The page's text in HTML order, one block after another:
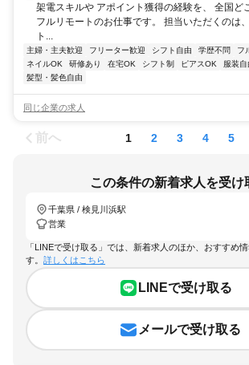
架電スキルや アポイント獲得の経験を、 全国ど
フルリモートのお仕事です。 担当いただくのは
ト...
主婦・主夫歓迎 フリーター歓迎 シフト自由 学歴不問 フ
ネイルOK
研修あり 在宅OK シフト制 ピアスOK 服装自
髪型・髪色自由
同じ企業の求人
前へ 1 2 3 4 5
この条件の新着求人を受け
千葉県 / 検見川浜駅
営業
「LINEで受け取る」では、新着求人のほか、おすすめ
す。 詳しくはこちら
LINEで受け取る
メールで受け取る